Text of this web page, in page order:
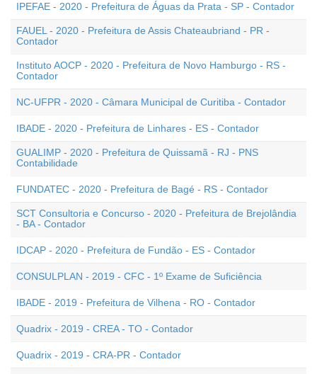
IPEFAE - 2020 - Prefeitura de Águas da Prata - SP - Contador
FAUEL - 2020 - Prefeitura de Assis Chateaubriand - PR -
Contador
Instituto AOCP - 2020 - Prefeitura de Novo Hamburgo - RS -
Contador
NC-UFPR - 2020 - Câmara Municipal de Curitiba - Contador
IBADE - 2020 - Prefeitura de Linhares - ES - Contador
GUALIMP - 2020 - Prefeitura de Quissamã - RJ - PNS
Contabilidade
FUNDATEC - 2020 - Prefeitura de Bagé - RS - Contador
SCT Consultoria e Concurso - 2020 - Prefeitura de Brejolândia
- BA - Contador
IDCAP - 2020 - Prefeitura de Fundão - ES - Contador
CONSULPLAN - 2019 - CFC - 1º Exame de Suficiência
IBADE - 2019 - Prefeitura de Vilhena - RO - Contador
Quadrix - 2019 - CREA - TO - Contador
Quadrix - 2019 - CRA-PR - Contador